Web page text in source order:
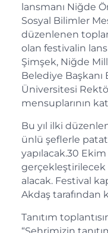
lansmanı Niğde
Sosyal Bilimler
düzenlenen
olan festivalin
Şimşek, Niğde
Belediye
Üniversitesi
mensuplarının
Bu yıl ilki
ünlü şeflerle
yapılacak.30
gerçekleştirilecek
alacak. Festival
Akdaş tarafından
Tanıtım